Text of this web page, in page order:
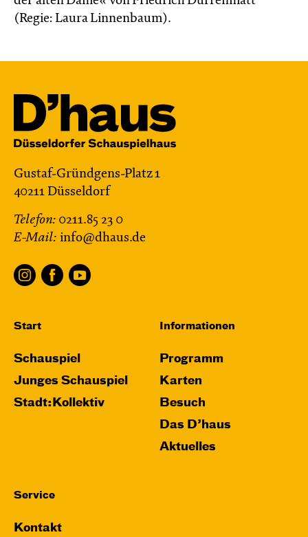
(Regie: Laura Linnenbaum).
Gustaf-Gründgens-Platz 1
40211 Düsseldorf
Telefon: 0211.85 23 0
E-Mail: info@dhaus.de
Start
Schauspiel
Junges Schauspiel
Stadt:Kollektiv
Informationen
Programm
Karten
Besuch
Das D’haus
Aktuelles
Service
Kontakt